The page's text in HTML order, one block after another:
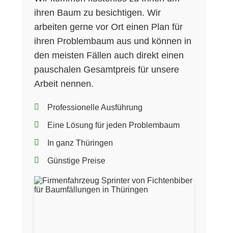
ihren Baum zu besichtigen. Wir
arbeiten gerne vor Ort einen Plan für
ihren Problembaum aus und können in
den meisten Fällen auch direkt einen
pauschalen Gesamtpreis für unsere
Arbeit nennen.
Professionelle Ausführung
Eine Lösung für jeden Problembaum
In ganz Thüringen
Günstige Preise